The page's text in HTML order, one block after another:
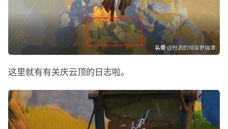
这里就有有关庆云顶的日志啦。